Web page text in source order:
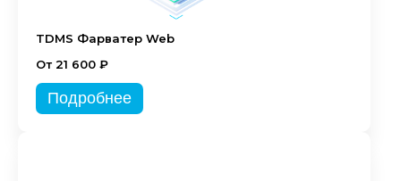
TDMS Фарватер Web
От 21 600 ₽
Подробнее